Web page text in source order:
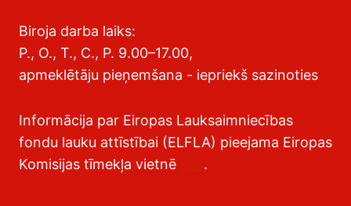
Biroja darba laiks:
P., O., T., C., P. 9.00–17.00,
apmeklētāju pieņemšana - iepriekš sazinoties
Informācija par Eiropas Lauksaimniecības
fondu lauku attīstībai (ELFLA) pieejama Eiropas
Komisijas tīmekļa vietnē
.